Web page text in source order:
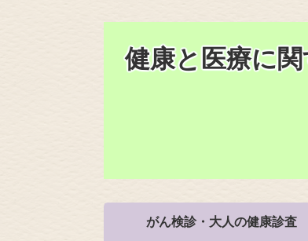
健康と医療に
がん検診・大人の健康診査